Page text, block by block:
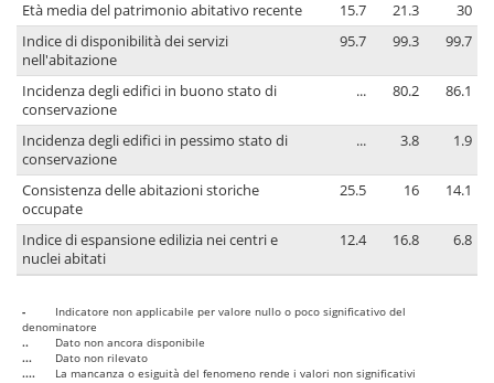
Età media del patrimonio abitativo recente 15.7 21.3
30
Indice di disponibilità dei servizi
nell'abitazione
95.7 99.3 99.7
Incidenza degli edifici in buono stato di
conservazione
... 80.2 86.1
Incidenza degli edifici in pessimo stato di
conservazione
... 3.8 1.9
Consistenza delle abitazioni storiche
occupate
25.5 16 14.1
Indice di espansione edilizia nei centri e
nuclei abitati
12.4 16.8 6.8
-
Indicatore non applicabile per valore nullo o poco significativo del
denominatore
..
Dato non ancora disponibile
...
Dato non rilevato
....
La mancanza o esiguità del fenomeno rende i valori non significativi